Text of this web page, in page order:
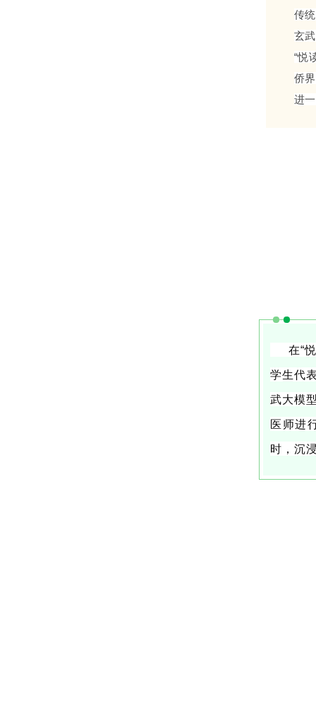
传
玄
“悦
侨
进
在“悦
学生代
武大模
医师进
时，沉